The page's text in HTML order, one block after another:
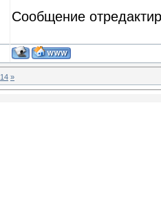
Сообщение
14 »